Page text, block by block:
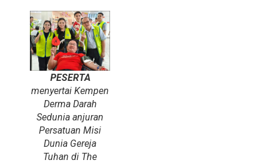
PESERTA
menyertai Kempen
Derma Darah
Sedunia anjuran
Persatuan Misi
Dunia Gereja
Tuhan di The